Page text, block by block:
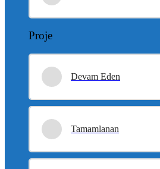
Proje
Devam Eden
Tamamlanan